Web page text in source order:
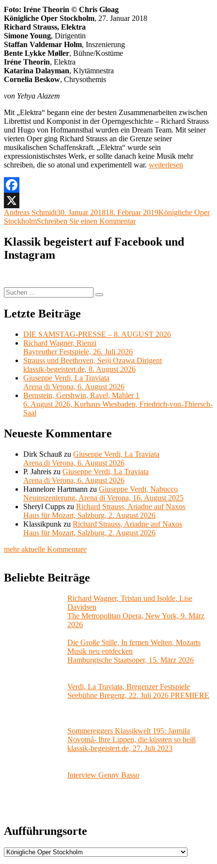
X
Foto: Iréne Theorin © Chris Gloag
Königliche Oper Stockholm, 27. Januar 2018
Richard Strauss, Elektra
Simone Young, Dirigentin
Staffan Valdemar Holm, Inszenierung
Bente Lykke Møller, Bühne/Kostüme
Iréne Theorin, Elektra
Katarina Dalayman, Klytämnestra
Cornelia Beskow, Chrysothemis
von Yehya Alazem
Mit „Elektra“ begann eine der besten Zusammenarbeiten zwischen
Librettist und Komponist in der Operngeschichte – Richard Strauss
und Hugo von Hofmannsthal wurden ein Dream Team. Mit seiner
vierten Oper ging Richard Strauss an die Grenze seiner
musikalischen Schaffenskraft. „Elektra“ wurde sein
expressionistischstes Werk, er sollte danach keine Musik mehr
schreiben, die so atonal und experimentell war. „Richard
Stockholm“
weiterlesen
Facebook
X
Autor
Andreas SchmidtVeröffentlicht
am
30. Januar 201818. Februar 2019Kategorien
Königliche Oper
StockholmSchreiben Sie einen Kommentarzu
Strauss,
Elektra,
Klassik begeistert auf Facebook und
Instagram
Suchen
nach:
Suchen
Letzte Beiträge
DIE SAMSTAG-PRESSE – 8. AUGUST 2026
Richard Wagner, Rienzi
Bayreuther Festspiele, 26. Juli 2026
Strauss und Beethoven, Seiji Ozawa Dirigent
klassik-begeistert.de, 8. August 2026
Giuseppe Verdi, La Traviata
Arena di Verona, 6. August 2026
Bernstein, Gershwin, Ravel, Mahler 1
6. August 2026, Kurhaus Wiesbaden, Friedrich-von-Thiersch-
Saal
Neueste Kommentare
Dirk Schauß zu Giuseppe Verdi, La Traviata
Arena di Verona, 6. August 2026
P. Jahreis zu Giuseppe Verdi, La Traviata
Arena di Verona, 6. August 2026
Hannelore Hartmann zu Giuseppe Verdi, Nabucco
Neuinszenierung, Arena di Verona, 16. August 2025
Sheryl Cupps zu Richard Strauss, Ariadne auf Naxos
Haus für Mozart, Salzburg, 2. August 2026
Klassikpunk zu Richard Strauss, Ariadne auf Naxos
Haus für Mozart, Salzburg, 2. August 2026
mehr aktuelle Kommentare
Beliebte Beiträge
Richard Wagner, Tristan und Isolde, Lise
Davidsen
The Metropolitan Opera, New York, 9. März
2026
Die Große Stille, In fernen Welten, Mozarts
Musik neu entdecken
Hamburgische Staatsoper, 15. März 2026
Verdi, La Traviata, Bregenzer Festspiele
Seebühne Bregenz, 22. Juli 2026 PREMIERE
Sommereggers Klassikwelt 195: Jarmila
Novotná- Ihre Lippen, die küssten so heiß
klassik-begeistert.de, 27. Juli 2023
Interview Genny Basso
Aufführungsorte
Aufführungsorte